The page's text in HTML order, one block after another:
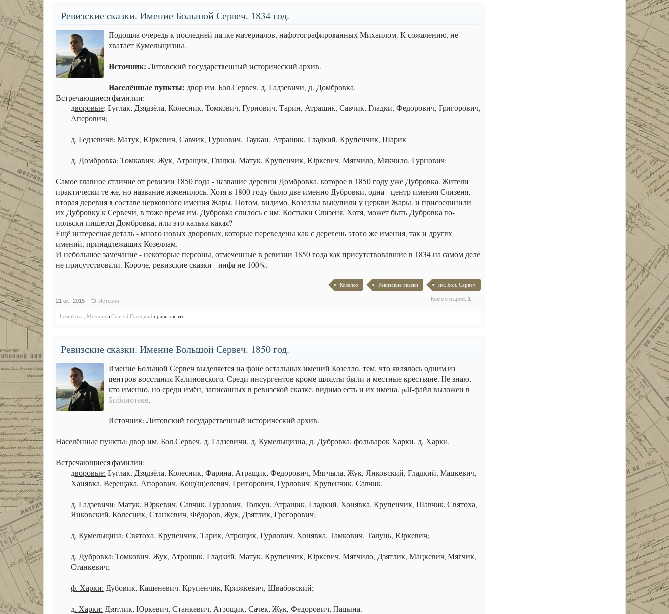
Ревизские сказки. Имение Большой Сервеч. 1834 год.
Подошла очередь к последней папке материалов, нафотографированных Михаилом. К сожалению, не
хватает Кумельщизны.
Источник: Литовский государственный исторический архив.
Населённые пункты: двор им. Бол.Сервеч, д. Гадзевичи, д. Домбровка.
Встречающиеся фамилии:
дворовые: Буглак, Дзядзёла, Колесник, Томкович, Гурнович, Тарин, Атращик, Савчик, Гладки, Федорович, Григорович,
Аперович;​
д. Гедзевичи: Матук, Юркевич, Савчик, Гурнович, Таукан, Атращик, Гладкий, Крупенчик, Шарик​
д. Домбровка: Томкавич, Жук, Атращик, Гладки, Матук, Крупенчик, Юркевич, Мягчило, Мякчило, Гурнович;​
Самое главное отличие от ревизии 1850 года - название деревни Домбровка, которое в 1850 году уже Дубровка. Жители
практически те же, но название изменилось. Хотя в 1800 году было две именно Дубровки, одна - центр имения Слизеня,
вторая деревня в составе церковного имения Жары. Потом, видимо, Козеллы выкупили у церкви Жары, и присоединили
их Дубровку к Сервечи, в тоже время им. Дубровка слилось с им. Костыки Слизеня. Хотя, может быть Дубровка по-
польски пишется Домбровка, или это калька какая?
Ещё интересная деталь - много новых дворовых, которые переведены как с деревень этого же имения, так и других
имений, принадлежащих Козеллам.
И небольшое замечание - некоторые персоны, отмеченные в ревизии 1850 года как присутствовавшие в 1834 на самом деле
не присутствовали. Короче, ревизские сказки - инфа не 100%.
Козелло Ревизские сказки им. Бол. Сервеч
Комментарии: 1
21 окт 2015 История
Lesnikova, Михаил и Сергей Гулецкий нравится это.
Ревизские сказки. Имение Большой Сервеч. 1850 год.
Имение Большой Сервеч выделяется на фоне остальных имений Козелло, тем, что являлось одним из
центров восстания Калиновского. Среди инсургентов кроме шляхты были и местные крестьяне. Не знаю,
кто именно, но среди имён, записанных в ревизской сказке, видимо есть и их имена. pdf-файл выложен в
Библиотеке.
Источник: Литовский государственный исторический архив.
Населённые пункты: двор им. Бол.Сервеч, д. Гадзевичи, д. Кумельщизна, д. Дубровка, фольварок Харки, д. Харки.
Встречающиеся фамилии:
дворовые: Буглак, Дзядзёла, Колесник, Фарина, Атращик, Федорович, Мягчыла, Жук, Янковский, Гладкий, Мацкевич,
Ханявка, Верещака, Апорович, Кощ(ш)елевич, Григорович, Гурлович, Крупенчик, Савчик,
д. Гадзевичи: Матук, Юркевич, Савчик, Гурлович, Толкун, Атращик, Гладкий, Хонявка, Крупенчик, Шавчик, Святоха,
Янковский, Колесник, Станкевич, Фёдоров, Жук, Дзятлик, Грегорович;
д. Кумельщина: Святоха, Крупенчик, Тарик, Атрощик, Гурлович, Хонявка, Тамкович, Талуць, Юркевич;
д. Дубровка: Томкович, Жук, Атрощик, Гладкий, Матук, Крупенчик, Юркевич, Мягчило, Дзятлик, Мацкевич, Мягчик,
Станкевич;
ф. Харки: Дубовик, Кащеневич. Крупенчик, Крижкевич, Швабовский;
д. Харки: Дзятлик, Юркевич, Станкевич, Атрощик, Сачек, Жук, Федорович, Пацына.​